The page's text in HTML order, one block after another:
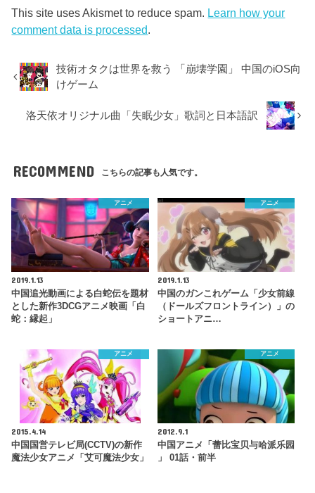
This site uses Akismet to reduce spam. Learn how your
comment data is processed.
技術オタクは世界を救う 「崩壊学園」 中国のiOS向
けゲーム
洛天依オリジナル曲「失眠少女」歌詞と日本語訳
RECOMMEND こちらの記事も人気です。
アニメ
2019.1.13
中国追光動画による白蛇伝を題材
とした新作3DCGアニメ映画「白
蛇：縁起」
アニメ
2019.1.13
中国のガンこれゲーム「少女前線
（ドールズフロントライン）」の
ショートアニ…
アニメ
2015.4.14
中国国営テレビ局(CCTV)の新作
魔法少女アニメ「艾可魔法少女」
アニメ
2012.9.1
中国アニメ「蕾比宝贝与哈派乐园
」 01話・前半